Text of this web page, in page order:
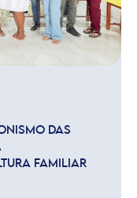
DAS
FAMILIAR